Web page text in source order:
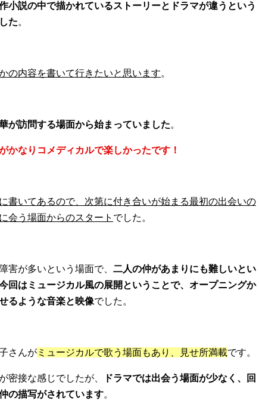
小説の中で描かれているストーリーとドラマが違うという
た。
の内容を書いて行きたいと思います。
が訪問する場面から始まっていました。
かなりコメディカルで楽しかったです！
書いてあるので、次第に付き合いが始まる最初の出会いの
会う場面からのスタート でした。
害が多いという場面で、 二人の仲があまりにも難しいとい
回はミュージカル風の展開ということで、オープニングか
るような音楽と映像でした。
さんが ミュージカルで歌う場面もあり、見せ所満載です。
密接な感じでしたが、
ドラマでは出会う場面が少なく、回
の描写がされています。